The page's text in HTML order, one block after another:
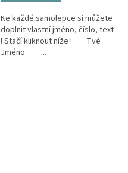
Ke každé samolepce si můžete
doplnit vlastní jméno, číslo, text
! Stačí kliknout níže ! Tvé
Jméno ...